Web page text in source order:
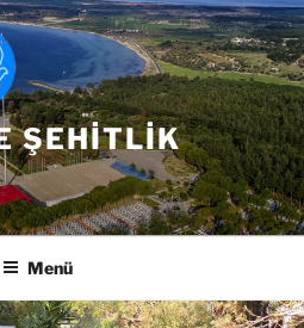
ŞEHITLIK
Menü